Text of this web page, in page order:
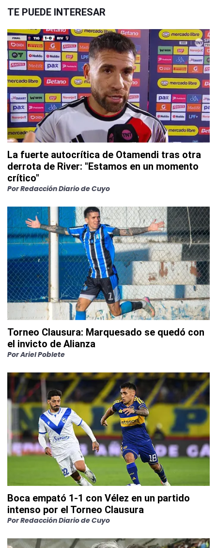
TE PUEDE INTERESAR
La fuerte autocrítica de Otamendi tras otra
derrota de River: "Estamos en un momento
crítico"
PorRedacción Diario de Cuyo
Torneo Clausura: Marquesado se quedó con
el invicto de Alianza
PorAriel Poblete
Boca empató 1-1 con Vélez en un partido
intenso por el Torneo Clausura
PorRedacción Diario de Cuyo